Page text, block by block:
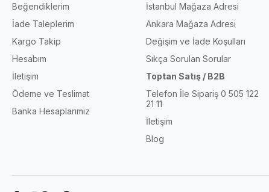
Beğendiklerim
İade Taleplerim
Kargo Takip
Hesabım
İletişim
Ödeme ve Teslimat
Banka Hesaplarımız
İstanbul Mağaza Adresi
Ankara Mağaza Adresi
Değişim ve İade Koşulları
Sıkça Sorulan Sorular
Toptan Satış / B2B
Telefon İle Sipariş 0 505 122
21 11
İletişim
Blog